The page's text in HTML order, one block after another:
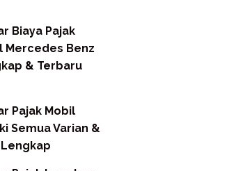
Biaya Pajak
Mercedes Benz
& Terbaru
Pajak Mobil
Semua Varian &